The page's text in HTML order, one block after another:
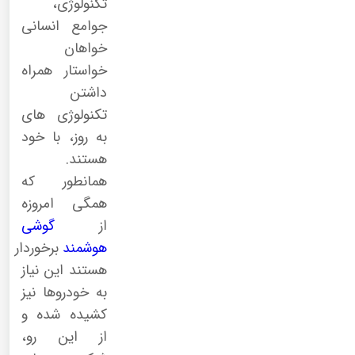
جوامع انسانی
خواهان
خواستار همراه
داشتن
تکنولوژی های
به روز، با خود
هستند.
همانطور که
همگی امروزه
از گوشی
هوشمند برخوردار
هستند این نیاز
به خودروها نیز
کشیده شده و
از این رو،